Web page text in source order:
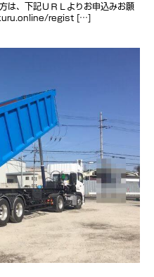
は、下記ＵＲＬよりお申込みお願
regist […]